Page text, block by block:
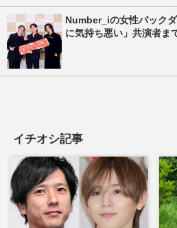
Number_iの女性バック
に気持ち悪い」共演者ま
イチオシ記事